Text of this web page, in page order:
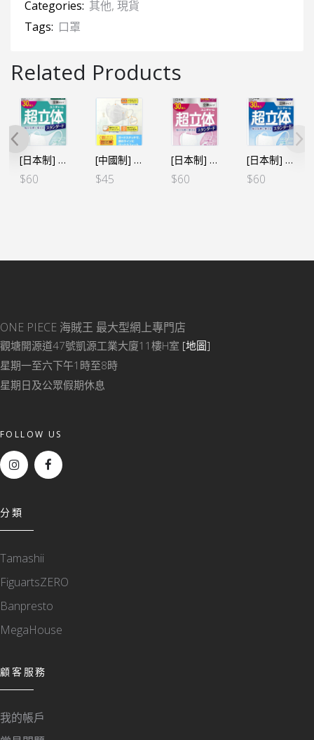
Categories: 其他, 現貨
Tags: 口罩
Related Products
[日本制] 超立體口罩 30個裝 (大尺寸)
$60
[中國制] BMC口罩 30個裝 (正常碼)
$45
[日本制] 超立體口罩 30個裝 (細碼、中童及女士小臉用)
$60
[日本制] 超立體口罩 30個裝 (正常碼)
$60
ONE PIECE 海賊王 最大型網上專門店
觀塘開源道47號凱源工業大廈11樓H室 [地圖]
星期一至六下午1時至8時
星期日及公眾假期休息
FOLLOW US
分類
Tamashii
FiguartsZERO
Banpresto
MegaHouse
顧客服務
我的帳戶